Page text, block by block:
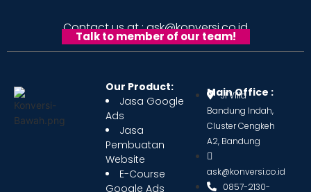
Contact us at : ask@konversi.co.id
Talk to member of our team!
Our Product:
Jasa Google
Ads
Jasa
Pembuatan
Website
E-Course
Google Ads
Main Office :
Jl Villa
Bandung Indah,
Cluster Cengkeh
A2, Bandung
ask@konversi.co.id
0857-2130-